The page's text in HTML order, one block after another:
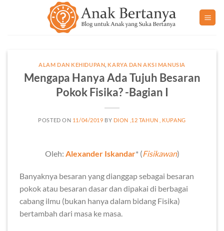
ALAM DAN KEHIDUPAN ,KARYA DAN AKSI MANUSIA
Mengapa Hanya Ada Tujuh Besaran
Pokok Fisika? -Bagian I
POSTED ON 11/04/2019 BY DION ,12 TAHUN , KUPANG
Oleh: Alexander Iskandar* (Fisikawan)
Banyaknya besaran yang dianggap sebagai besaran
pokok atau besaran dasar dan dipakai di berbagai
cabang ilmu (bukan hanya dalam bidang Fisika)
bertambah dari masa ke masa.